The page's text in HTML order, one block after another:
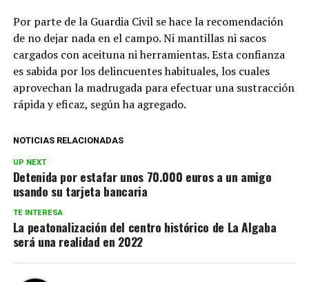
Por parte de la Guardia Civil se hace la recomendación
de no dejar nada en el campo. Ni mantillas ni sacos
cargados con aceituna ni herramientas. Esta confianza
es sabida por los delincuentes habituales, los cuales
aprovechan la madrugada para efectuar una sustracción
rápida y eficaz, según ha agregado.
NOTICIAS RELACIONADAS
UP NEXT
Detenida por estafar unos 70.000 euros a un amigo
usando su tarjeta bancaria
TE INTERESA
La peatonalización del centro histórico de La Algaba
será una realidad en 2022